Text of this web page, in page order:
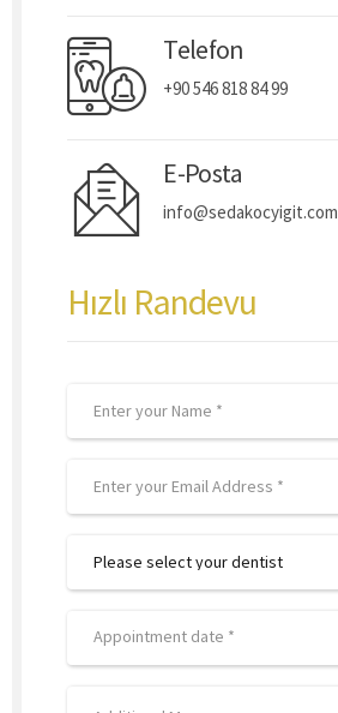
Telefon
+90 546 818 84 99
E-Posta
info@sedakocyigit.com
Hızlı Randevu